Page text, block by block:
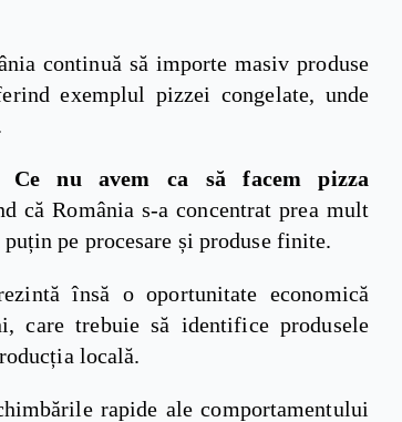
continuă să importe masiv produse
exemplul pizzei congelate, unde
Ce nu avem ca să facem pizza
că România s-a concentrat prea mult
pe procesare și produse finite.
însă o oportunitate economică
care trebuie să identifice produsele
locală.
rapide ale comportamentului